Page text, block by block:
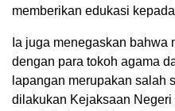
memberikan edukasi
Ia juga menegaskan bahwa
dengan para tokoh agama
lapangan merupakan salah
dilakukan Kejaksaan